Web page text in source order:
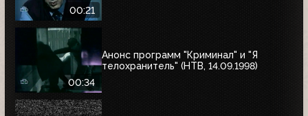
00:21
00:34
Анонс программ "Криминал" и "Я
телохранитель" (НТВ, 14.09.1998)